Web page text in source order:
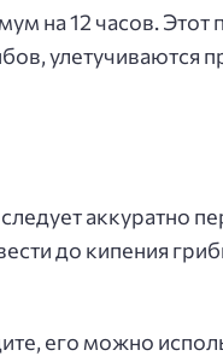
на 12 часов. Этот
улетучиваются
аккуратно
до кипения
его можно